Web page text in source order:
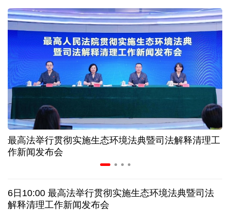
31省份上半年外贸成绩单出炉 见证产业提质跃迁
比一张A4纸还要薄！我国高端钢材迎来密集突破
让药品更好触达患者 多款新药选择网络平台首发
7月份中国仓储指数保持扩张 行业运行韧性较强
金价大反弹！黄金以旧换新业务火热，记者探访
泰国发生校园枪击案 致7人死亡 17人伤 凶手疑自杀
最高法举行贯彻实施生态环境法典暨司法解释清理工
作新闻发布会
6日10:00 最高法举行贯彻实施生态环境法典暨司法
解释清理工作新闻发布会